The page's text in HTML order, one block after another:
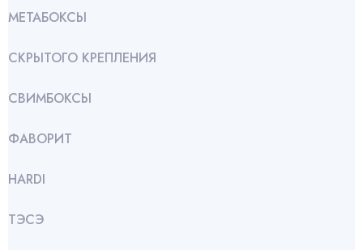
МЕТАБОКСЫ
СКРЫТОГО КРЕПЛЕНИЯ
СВИМБОКСЫ
ФАВОРИТ
HARDI
ТЭСЭ